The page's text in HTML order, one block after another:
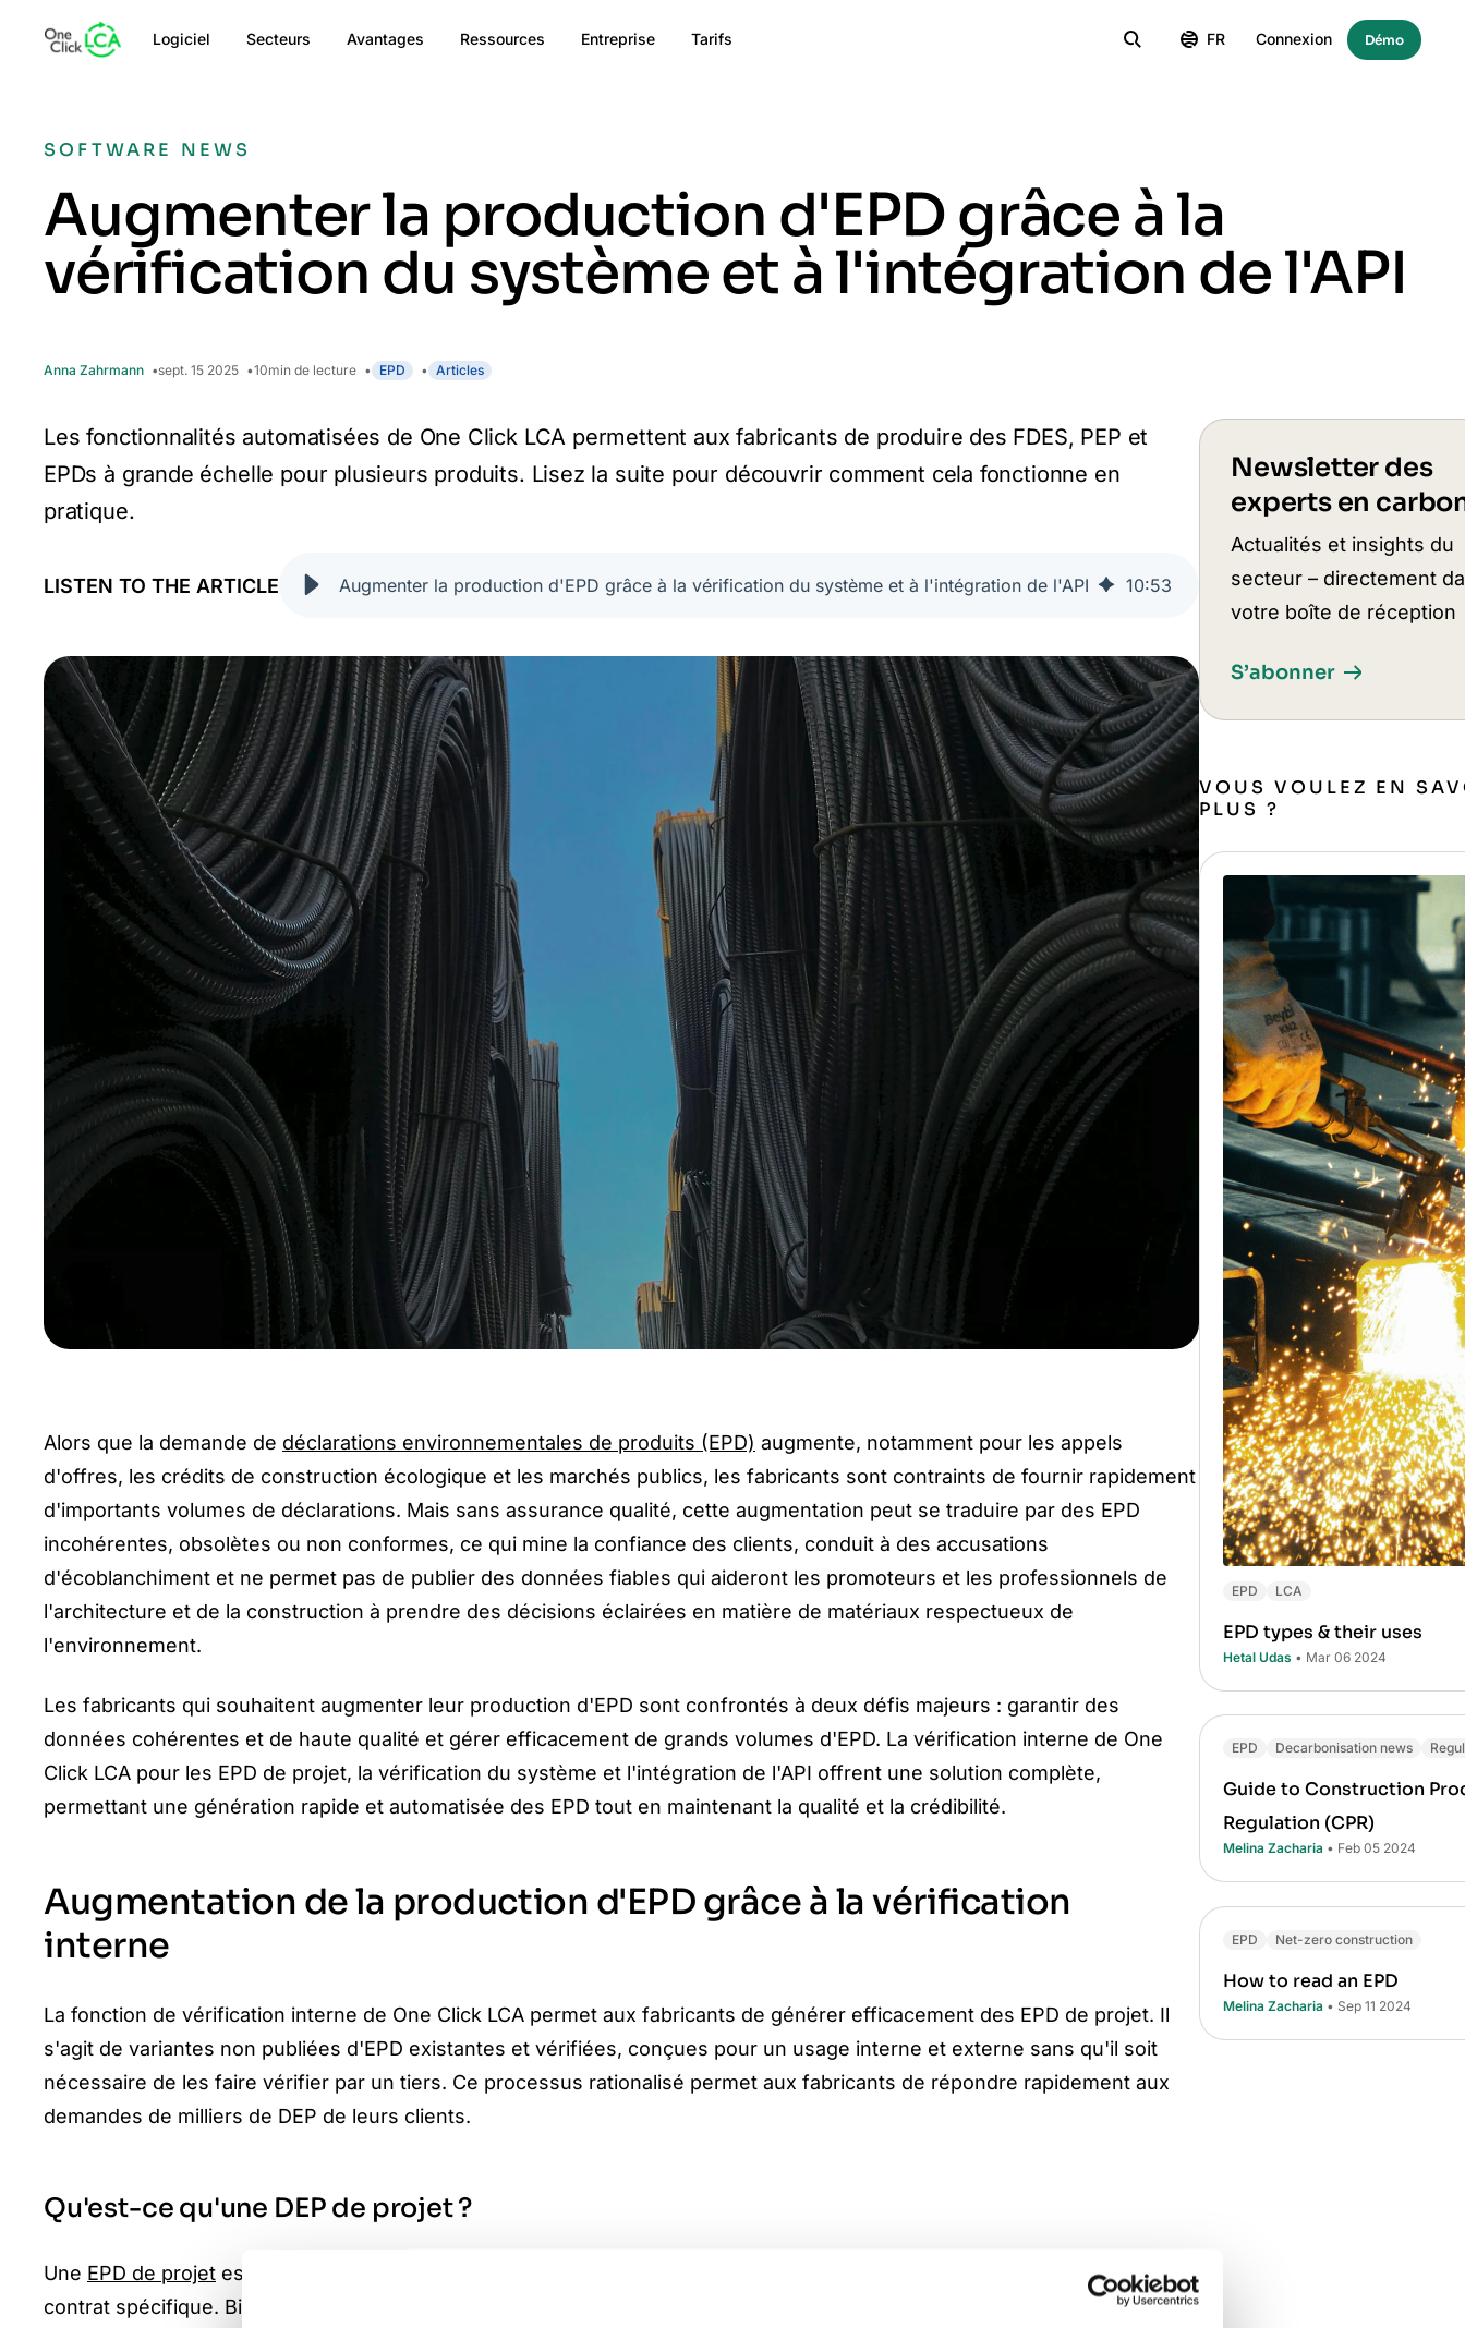
Logiciel Secteurs Avantages Ressources Entreprise Tarifs FR Connexion Démo
SOFTWARE NEWS
Augmenter la production d'EPD grâce à la
vérification du système et à l'intégration de l'API
Anna Zahrmann sept. 15 2025 10min de lecture EPD Articles
Les fonctionnalités automatisées de One Click LCA permettent aux fabricants de produire des FDES, PEP et
EPDs à grande échelle pour plusieurs produits. Lisez la suite pour découvrir comment cela fonctionne en
pratique.
LISTEN TO THE ARTICLE Augmenter la production d'EPD grâce à la vérification du système et à l'intégration de l'API 10:53
Alors que la demande de déclarations environnementales de produits (EPD) augmente, notamment pour les appels
d'offres, les crédits de construction écologique et les marchés publics, les fabricants sont contraints de fournir rapidement
d'importants volumes de déclarations. Mais sans assurance qualité, cette augmentation peut se traduire par des EPD
incohérentes, obsolètes ou non conformes, ce qui mine la confiance des clients, conduit à des accusations
d'écoblanchiment et ne permet pas de publier des données fiables qui aideront les promoteurs et les professionnels de
l'architecture et de la construction à prendre des décisions éclairées en matière de matériaux respectueux de
l'environnement.
Les fabricants qui souhaitent augmenter leur production d'EPD sont confrontés à deux défis majeurs : garantir des
données cohérentes et de haute qualité et gérer efficacement de grands volumes d'EPD. La vérification interne de One
Click LCA pour les EPD de projet, la vérification du système et l'intégration de l'API offrent une solution complète,
permettant une génération rapide et automatisée des EPD tout en maintenant la qualité et la crédibilité.
Augmentation de la production d'EPD grâce à la vérification
interne
La fonction de vérification interne de One Click LCA permet aux fabricants de générer efficacement des EPD de projet. Il
s'agit de variantes non publiées d'EPD existantes et vérifiées, conçues pour un usage interne et externe sans qu'il soit
nécessaire de les faire vérifier par un tiers. Ce processus rationalisé permet aux fabricants de répondre rapidement aux
demandes de milliers de DEP de leurs clients.
Qu'est-ce qu'une DEP de projet ?
Une EPD de projet est une variante non publiée d'une EPD existante et vérifiée par un tiers, créée pour un projet ou un
contrat spécifique. Bien qu'elle soit conforme à la norme ISO 14025, elle est vérifiée en interne par le personnel qualifié ou
Newsletter des
experts en
Actualités et insights du
secteur – directement
votre boîte de réception
S’abonner
VOUS VOULEZ EN
PLUS ?
EPD LCA
EPD types & their uses
Hetal Udas • Mar 06 2024
EPD Decarbonisation news
Guide to Construction
Regulation (CPR)
Melina Zacharia • Feb 05 2024
EPD Net-zero construction
How to read an EPD
Melina Zacharia • Sep 11 2024